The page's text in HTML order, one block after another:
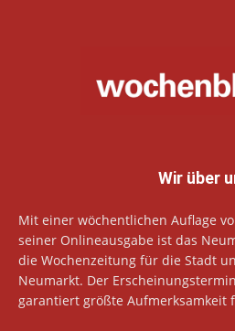
Wir über
Mit einer wöchentlichen Auflage
seiner Onlineausgabe ist das
die Wochenzeitung für die Stadt
Neumarkt. Der
garantiert größte Aufmerksamkeit